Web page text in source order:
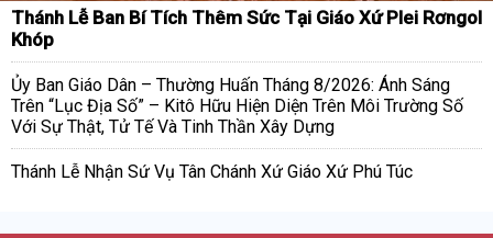
Thánh Lễ Ban Bí Tích Thêm Sức Tại Giáo Xứ Plei Rơngol
Khóp
Ủy Ban Giáo Dân – Thường Huấn Tháng 8/2026: Ánh Sáng
Trên “Lục Địa Số” – Kitô Hữu Hiện Diện Trên Môi Trường Số
Với Sự Thật, Tử Tế Và Tinh Thần Xây Dựng
Thánh Lễ Nhận Sứ Vụ Tân Chánh Xứ Giáo Xứ Phú Túc